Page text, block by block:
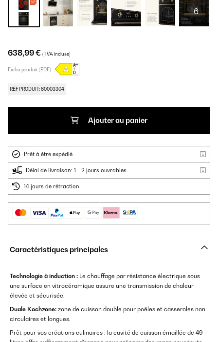
+6
638,99 € (TVA incluse)
Fiche produit (PDF)
RÉF PRODUIT: 60003304
Ajouter au panier
Prêt à être expédié
Délai de livraison: 1 - 2 jours ouvrables
14 jours de rétraction
Caractéristiques principales
Technologie à induction : Le chauffage par résistance électrique sous
une surface en vitrocéramique assure une transmission de chaleur
élevée et sécurisée.
Duale Kochzone: zone de cuisson double pour poêles et casseroles non
circulaires et longues.
Prêt pour vos créations culinaires : la cavité de cuisson émaillée de 49